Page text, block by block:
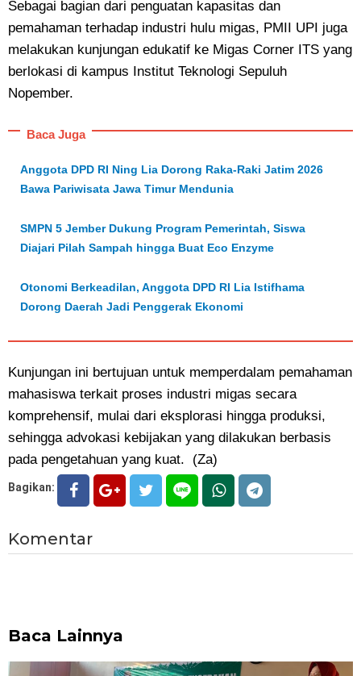
Sebagai bagian dari penguatan kapasitas dan
pemahaman terhadap industri hulu migas, PMII UPI juga
melakukan kunjungan edukatif ke Migas Corner ITS yang
berlokasi di kampus Institut Teknologi Sepuluh
Nopember.
Baca Juga
Anggota DPD RI Ning Lia Dorong Raka-Raki Jatim 2026
Bawa Pariwisata Jawa Timur Mendunia
SMPN 5 Jember Dukung Program Pemerintah, Siswa
Diajari Pilah Sampah hingga Buat Eco Enzyme
Otonomi Berkeadilan, Anggota DPD RI Lia Istifhama
Dorong Daerah Jadi Penggerak Ekonomi
Kunjungan ini bertujuan untuk memperdalam pemahaman
mahasiswa terkait proses industri migas secara
komprehensif, mulai dari eksplorasi hingga produksi,
sehingga advokasi kebijakan yang dilakukan berbasis
pada pengetahuan yang kuat. (Za)
Bagikan:
Komentar
Baca Lainnya